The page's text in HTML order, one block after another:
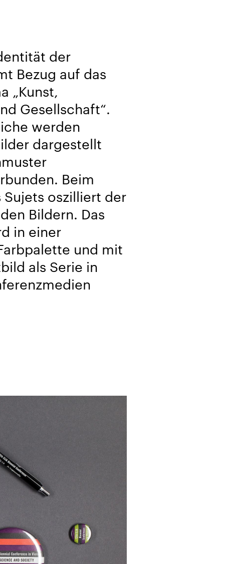
der
Bezug auf das
„Kunst,
Gesellschaft“.
werden
dargestellt
Beim
oszilliert der
Bildern. Das
in einer
und mit
als Serie in